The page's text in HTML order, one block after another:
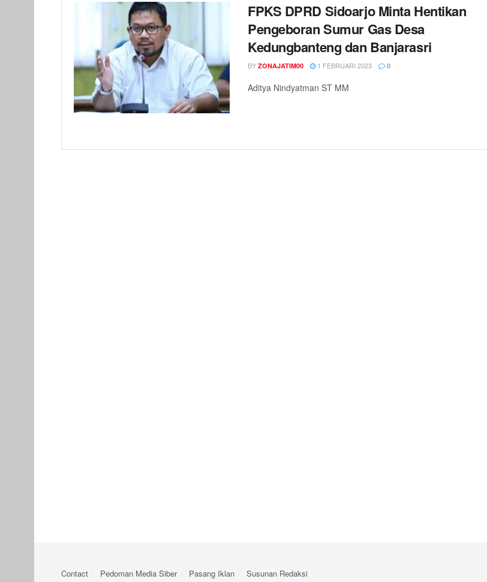
FPKS DPRD Sidoarjo Minta Hentikan
Pengeboran Sumur Gas Desa
Kedungbanteng dan Banjarasri
BY ZONAJATIM00 1 FEBRUARI 2023 0
Aditya Nindyatman ST MM
Contact Pedoman Media Siber Pasang Iklan Susunan Redaksi